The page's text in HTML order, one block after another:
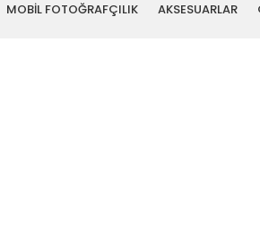
MOBİL FOTOĞRAFÇILIK AKSESUARLAR